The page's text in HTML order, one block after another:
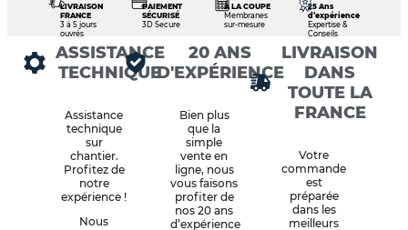
LIVRAISON
FRANCE
3 à 5 jours
ouvrés
PAIEMENT
SÉCURISÉ
3D Secure
À LA COUPE
Membranes
sur-mesure
25 Ans
d’expérience
Expertise &
Conseils
ASSISTANCE
TECHNIQUE
Assistance
technique
sur
chantier.
Profitez de
notre
expérience !
Nous
20 ANS
D'EXPÉRIENCE
Bien plus
que la
simple
vente en
ligne, nous
vous faisons
profiter de
nos 20 ans
d’expérience
LIVRAISON
DANS
TOUTE LA
FRANCE
Votre
commande
est
préparée
dans les
meilleurs